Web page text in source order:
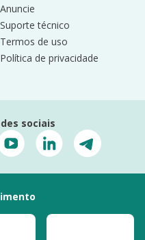
Anuncie
Suporte técnico
Termos de uso
Política de privacidade
sociais